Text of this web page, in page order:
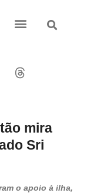
mira
Sri
o apoio à ilha,